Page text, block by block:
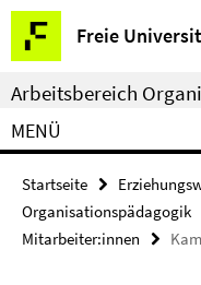
Springe
direkt
zu
Inhalt
Freie
Service-
Navigation
Arbeitsbereich
MENÜ
Startseite
Organisationspädagogik
Mitarbeiter:innen